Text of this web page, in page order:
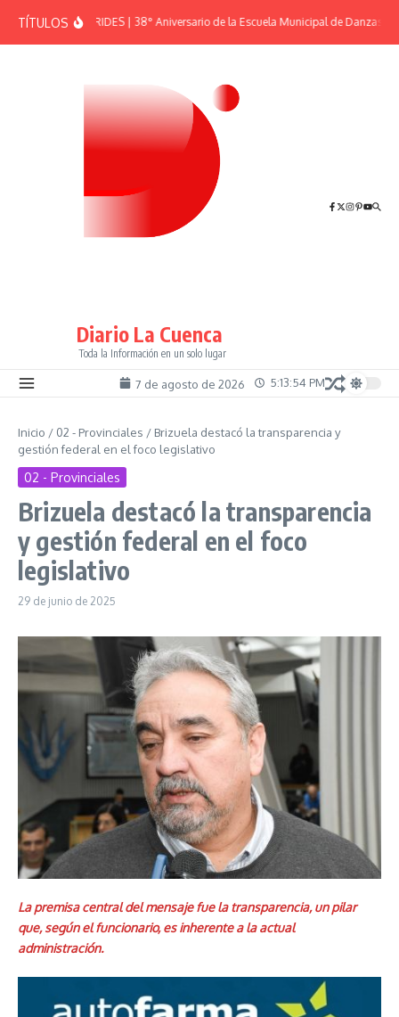
TÍTULOSEFEMÉRIDES | 38° Aniversario de la Escuela Municipal de Danzas “El
Diario La Cuenca
Toda la Información en un solo lugar
7 de agosto de 2026 5:13:54 PM
Inicio / 02 - Provinciales / Brizuela destacó la transparencia y
gestión federal en el foco legislativo
02 - Provinciales
Brizuela destacó la transparencia
y gestión federal en el foco
legislativo
29 de junio de 2025
La premisa central del mensaje fue la transparencia, un pilar
que, según el funcionario, es inherente a la actual
administración.